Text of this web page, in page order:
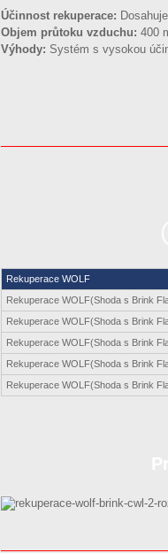
Účinnost rekuperace:
Objem průtoku vzduchu: 400
Výhody: Systém s vysokou
Rekuperace WOLF
Rekuperace WOLF(Shoda s Brink
Rekuperace WOLF(Shoda s Brink
Rekuperace WOLF(Shoda s Brink
Rekuperace WOLF(Shoda s Brink
Rekuperace WOLF(Shoda s Brink